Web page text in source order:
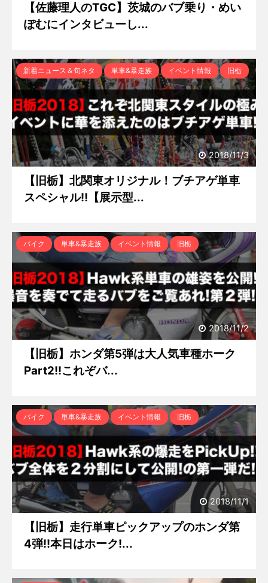
【佐藤理人のTGC】茨城のバブ乗り・めい
ぽむにインタビューし...
2018/11/3
新着ニュース＆旬ネタ 単車&暴走族 イベント情報 旧栃
【旧栃】北関東オリジナル！ブチアゲ単車
スペシャル!!【展示型...
2018/11/2
バイク 単車&暴走族 イベント情報 旧栃
【旧栃】ホンダ第5弾は大人気車種ホーク
Part2!!これぞバ...
2018/11/1
バイク 単車&暴走族 イベント情報 旧栃
【旧栃】走行単車ピックアップのホンダ第
4弾!!本日はホーク!...